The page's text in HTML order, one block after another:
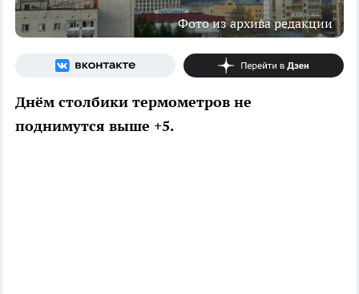
Фото из архива редакции
Днём столбики термометров не
поднимутся выше +5.